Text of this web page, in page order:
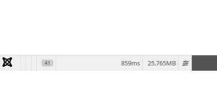
41 25.765MB
859ms